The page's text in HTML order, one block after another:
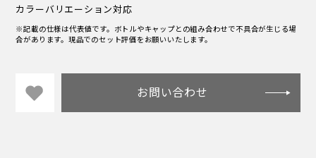
カラーバリエーション対応
※記載の仕様は代表値です。ボトルやキャップとの組み合わせで不具合が生じる場
合があります。現品でのセット評価をお願いいたします。
お問い合わせ